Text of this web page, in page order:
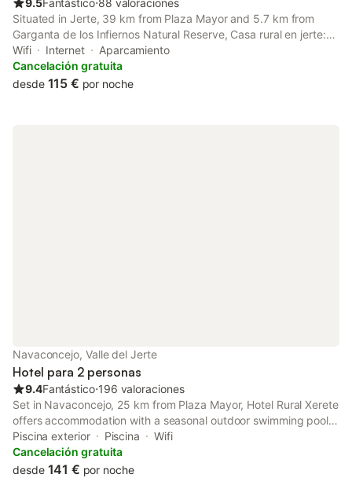
9.5Fantástico⋅88 valoraciones
Situated in Jerte, 39 km from Plaza Mayor and 5.7 km from
Garganta de los Infiernos Natural Reserve, Casa rural en jerte:
La casa del molino features air-conditioned accommodation with
a balcony and free WiFi.
Wifi Internet
Aparcamiento
Cancelación gratuita
desde 115 € por noche
Navaconcejo, Valle del Jerte
Hotel para 2 personas
9.4Fantástico⋅196 valoraciones
Set in Navaconcejo, 25 km from Plaza Mayor, Hotel Rural Xerete
offers accommodation with a seasonal outdoor swimming pool,
free private parking, a garden and a shared lounge.
Piscina exterior Piscina
Wifi
Cancelación gratuita
desde 141 € por noche